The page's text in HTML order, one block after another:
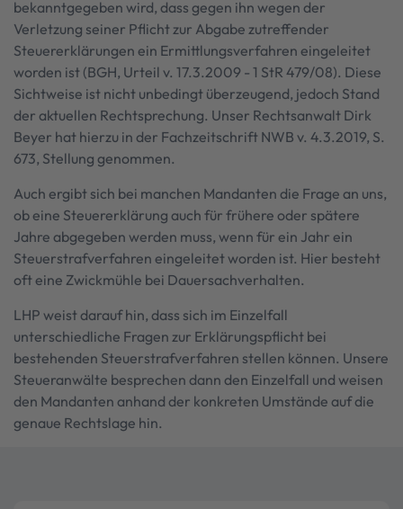
bekanntgegeben wird, dass gegen ihn wegen der
Verletzung seiner Pflicht zur Abgabe zutreffender
Steuererklärungen ein Ermittlungsverfahren eingeleitet
worden ist (BGH, Urteil v. 17.3.2009 - 1 StR 479/08). Diese
Sichtweise ist nicht unbedingt überzeugend, jedoch Stand
der aktuellen Rechtsprechung. Unser Rechtsanwalt Dirk
Beyer hat hierzu in der Fachzeitschrift NWB v. 4.3.2019, S.
673, Stellung genommen.
Auch ergibt sich bei manchen Mandanten die Frage an uns,
ob eine Steuererklärung auch für frühere oder spätere
Jahre abgegeben werden muss, wenn für ein Jahr ein
Steuerstrafverfahren eingeleitet worden ist. Hier besteht
oft eine Zwickmühle bei Dauersachverhalten.
LHP weist darauf hin, dass sich im Einzelfall
unterschiedliche Fragen zur Erklärungspflicht bei
bestehenden Steuerstrafverfahren stellen können. Unsere
Steueranwälte besprechen dann den Einzelfall und weisen
den Mandanten anhand der konkreten Umstände auf die
genaue Rechtslage hin.